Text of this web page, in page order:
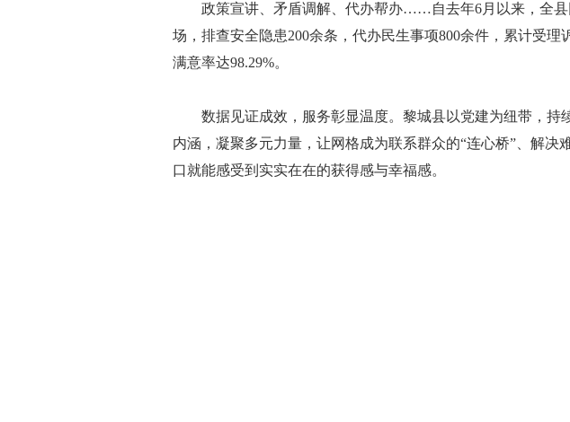
政策宣讲、矛盾调解、代办帮办……自去年6月以来，全县
场，排查安全隐患200余条，代办民生事项800余件，累计受理
满意率达98.29%。
数据见证成效，服务彰显温度。黎城县以党建为纽带，持
内涵，凝聚多元力量，让网格成为联系群众的“连心桥”、解决
口就能感受到实实在在的获得感与幸福感。